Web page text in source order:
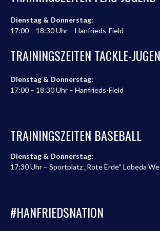
Dienstag & Donnerstag:
17:00 – 18:30 Uhr – Hanfrieds-Field
TRAININGSZEITEN TACKLE-
Dienstag & Donnerstag:
17:00 – 18:30 Uhr – Hanfrieds-Field
TRAININGSZEITEN BASEBALL
Dienstag & Donnerstag:
17:30 Uhr – Sportplatz „Rote Erde“ Lobeda
#HANFRIEDSNATION